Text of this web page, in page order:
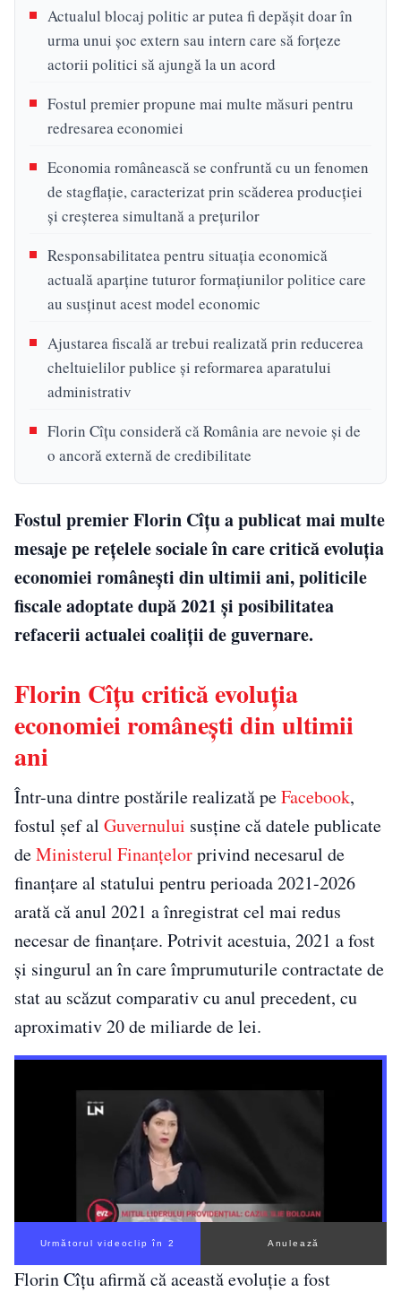
Actualul blocaj politic ar putea fi depășit doar în
urma unui șoc extern sau intern care să forțeze
actorii politici să ajungă la un acord
Fostul premier propune mai multe măsuri pentru
redresarea economiei
Economia românească se confruntă cu un fenomen
de stagflație, caracterizat prin scăderea producției
și creșterea simultană a prețurilor
Responsabilitatea pentru situația economică
actuală aparține tuturor formațiunilor politice care
au susținut acest model economic
Ajustarea fiscală ar trebui realizată prin reducerea
cheltuielilor publice și reformarea aparatului
administrativ
Florin Cîțu consideră că România are nevoie și de
o ancoră externă de credibilitate
Fostul premier Florin Cîțu a publicat mai multe
mesaje pe rețelele sociale în care critică evoluția
economiei românești din ultimii ani, politicile
fiscale adoptate după 2021 și posibilitatea
refacerii actualei coaliții de guvernare.
Florin Cîțu critică evoluția
economiei românești din ultimii
ani
Într-una dintre postările realizată peFacebook,
fostul șef al Guvernului susține că datele publicate
deMinisterul Finanțelorprivind necesarul de
finanțare al statului pentru perioada 2021-2026
arată că anul 2021 a înregistrat cel mai redus
necesar de finanțare. Potrivit acestuia, 2021 a fost
și singurul an în care împrumuturile contractate de
stat au scăzut comparativ cu anul precedent, cu
aproximativ 20 de miliarde de lei.
Următorul videoclip în 1 Anulează
Florin Cîțu afirmă că această evoluție a fost